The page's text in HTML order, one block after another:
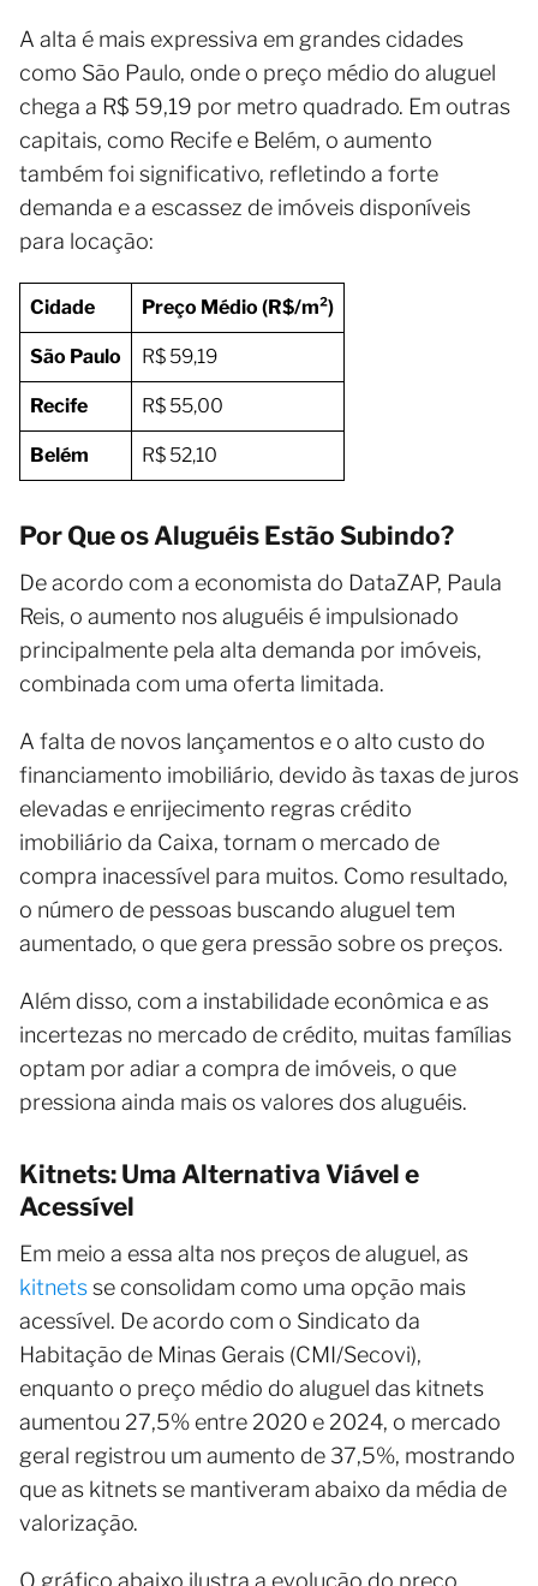
A alta é mais expressiva em grandes cidades
como São Paulo, onde o preço médio do aluguel
chega a R$ 59,19 por metro quadrado. Em outras
capitais, como Recife e Belém, o aumento
também foi significativo, refletindo a forte
demanda e a escassez de imóveis disponíveis
para locação:
Cidade Preço Médio (R$/m²)
São Paulo R$ 59,19
Recife R$ 55,00
Belém R$ 52,10
Por Que os Aluguéis Estão Subindo?
De acordo com a economista do DataZAP, Paula
Reis, o aumento nos aluguéis é impulsionado
principalmente pela alta demanda por imóveis,
combinada com uma oferta limitada.
A falta de novos lançamentos e o alto custo do
financiamento imobiliário, devido às taxas de juros
elevadas e enrijecimento regras crédito
imobiliário da Caixa, tornam o mercado de
compra inacessível para muitos. Como resultado,
o número de pessoas buscando aluguel tem
aumentado, o que gera pressão sobre os preços.
Além disso, com a instabilidade econômica e as
incertezas no mercado de crédito, muitas famílias
optam por adiar a compra de imóveis, o que
pressiona ainda mais os valores dos aluguéis.
Kitnets: Uma Alternativa Viável e
Acessível
Em meio a essa alta nos preços de aluguel, as
kitnetsse consolidam como uma opção mais
acessível. De acordo com o Sindicato da
Habitação de Minas Gerais (CMI/Secovi),
enquanto o preço médio do aluguel das kitnets
aumentou 27,5% entre 2020 e 2024, o mercado
geral registrou um aumento de 37,5%, mostrando
que as kitnets se mantiveram abaixo da média de
valorização.
O gráfico abaixo ilustra a evolução do preço